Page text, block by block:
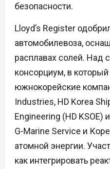
безопасности.
Lloyd’s Register
автомобилевоза,
расплавах солей. Над
консорциум, в
южнокорейские
Industries, HD Korea
Engineering (HD KSOE)
G-Marine Service и
атомной энергии.
как интегрировать